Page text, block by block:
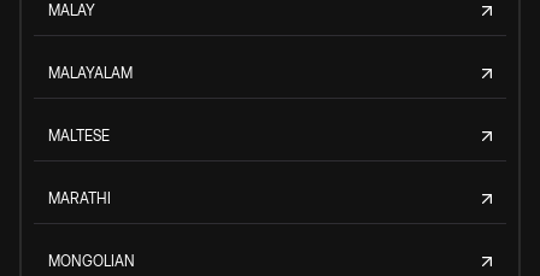
MALAY
MALAYALAM
MALTESE
MARATHI
MONGOLIAN